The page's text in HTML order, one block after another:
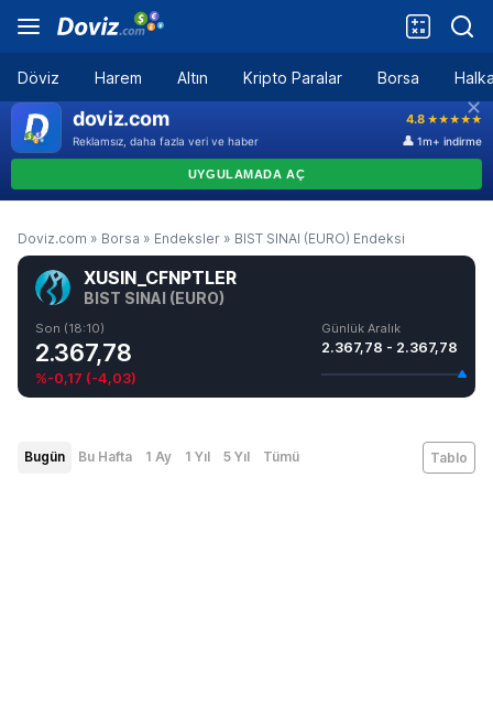
Döviz Harem Altın Kripto Paralar Borsa
Doviz.com » Borsa » Endeksler » BIST SINAI (EURO) Endeksi
XUSIN_CFNPTLER
BIST SINAI (EURO)
Son (18:10)
2.367,78
%-0,17 (-4,03)
Günlük Aralık
2.367,78 - 2.367,78
Bugün Bu Hafta 1 Ay 1 Yıl 5 Yıl Tümü Tablo